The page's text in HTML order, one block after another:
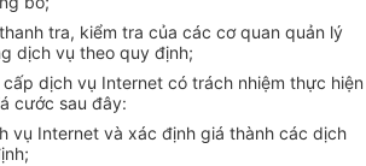
tra, kiểm tra của các cơ quan quản lý
dịch vụ theo quy định;
dịch vụ Internet có trách nhiệm thực hiện
cước sau đây:
vụ Internet và xác định giá thành các dịch